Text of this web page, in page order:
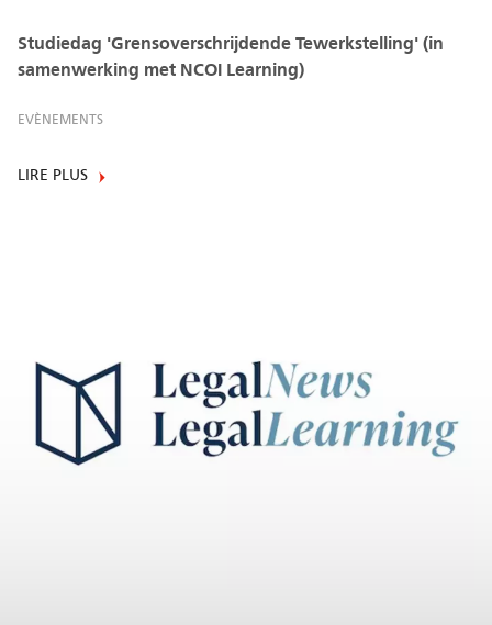
Studiedag 'Grensoverschrijdende Tewerkstelling' (in
samenwerking met NCOI Learning)
EVÈNEMENTS
LIRE PLUS